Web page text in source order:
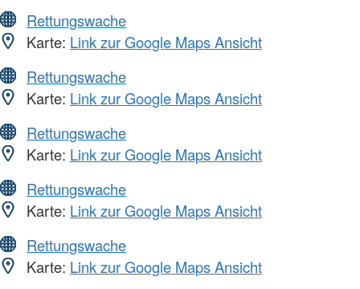
Rettungswache
Karte: Link zur Google Maps Ansicht
Rettungswache
Karte: Link zur Google Maps Ansicht
Rettungswache
Karte: Link zur Google Maps Ansicht
Rettungswache
Karte: Link zur Google Maps Ansicht
Rettungswache
Karte: Link zur Google Maps Ansicht